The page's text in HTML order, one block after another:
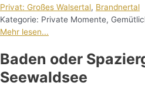
Privat: Großes Walsertal, Brandnertal
Kategorie: Private Momente,
Mehr lesen...
Baden oder
Seewaldsee